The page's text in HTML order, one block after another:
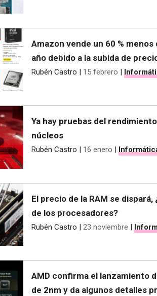
Amazon vende un 60 %
año debido a la subida de
Rubén Castro | 15 febrero |
Ya hay pruebas del
núcleos
Rubén Castro | 16 enero |
El precio de la RAM se
de los procesadores?
Rubén Castro | 23 noviembre |
AMD confirma el lanzamiento
de 2nm y da algunos detalles